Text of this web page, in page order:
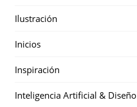
Ilustración
Inicios
Inspiración
Inteligencia Artificial & Diseño